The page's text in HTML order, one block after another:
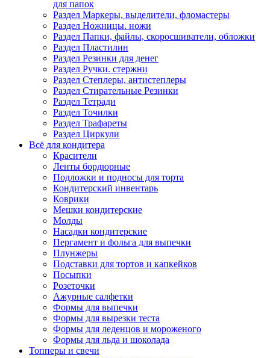
для папок
Раздел Маркеры, выделители, фломастеры
Раздел Ножницы. ножи
Раздел Папки, файлы, скоросшиватели, обложки
Раздел Пластилин
Раздел Резинки для денег
Раздел Ручки. стержни
Раздел Степлеры, антистеплеры
Раздел Стирательные Резинки
Раздел Тетради
Раздел Точилки
Раздел Трафареты
Раздел Циркули
Всё для кондитера
Красители
Ленты бордюрные
Подложки и подносы для торта
Кондитерский инвентарь
Коврики
Мешки кондитерские
Молды
Насадки кондитерские
Пергамент и фольга для выпечки
Плунжеры
Подставки для тортов и капкейков
Посыпки
Розеточки
Ажурные салфетки
Формы для выпечки
Формы для вырезки теста
Формы для леденцов и мороженого
Формы для льда и шоколада
Топперы и свечи